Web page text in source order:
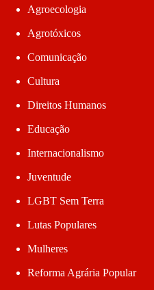
Agroecologia
Agrotóxicos
Comunicação
Cultura
Direitos Humanos
Educação
Internacionalismo
Juventude
LGBT Sem Terra
Lutas Populares
Mulheres
Reforma Agrária Popular